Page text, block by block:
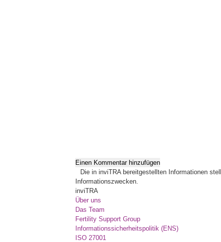
Einen Kommentar hinzufügen
Die in inviTRA bereitgestellten Informationen
Informationszwecken.
inviTRA
Über uns
Das Team
Fertility Support Group
Informationssicherheitspolitik (ENS)
ISO 27001